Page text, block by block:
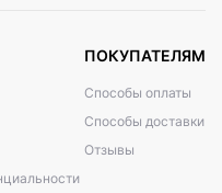
ПОКУПАТЕЛЯМ
Способы оплаты
Способы доставки
Отзывы